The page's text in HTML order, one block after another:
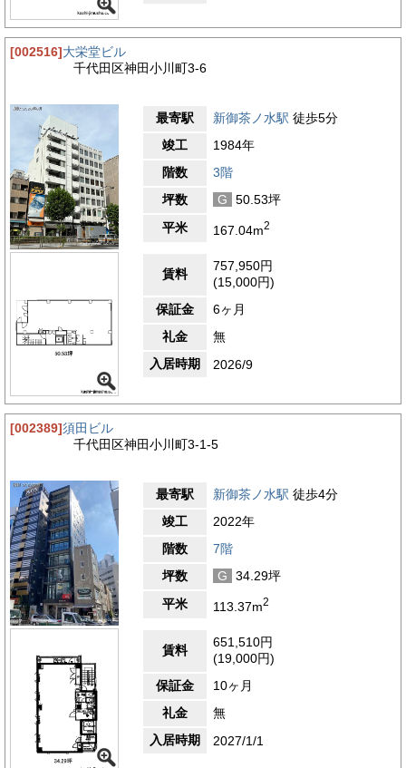
[002516]大栄堂ビル
千代田区神田小川町3-6
最寄駅 新御茶ノ水駅 徒歩5分
竣工
1984年
階数
3階
坪数
G
50.53坪
平米
167.04m2
賃料
757,950円
(15,000円)
保証金
6ヶ月
礼金
無
入居時期
2026/9
[002389]須田ビル
千代田区神田小川町3-1-5
最寄駅 新御茶ノ水駅 徒歩4分
竣工
2022年
階数
7階
坪数
G
34.29坪
平米
113.37m2
賃料
651,510円
(19,000円)
保証金
10ヶ月
礼金
無
入居時期
2027/1/1